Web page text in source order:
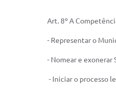
Art. 8º A
- Representar o
- Nomear e
- Iniciar o processo